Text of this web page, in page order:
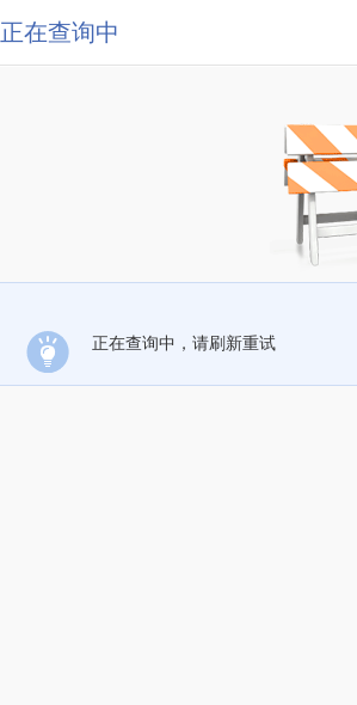
正在查询中
正在查询中，请刷新重试